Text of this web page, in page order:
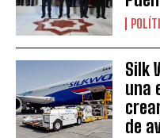
Silk
una
de